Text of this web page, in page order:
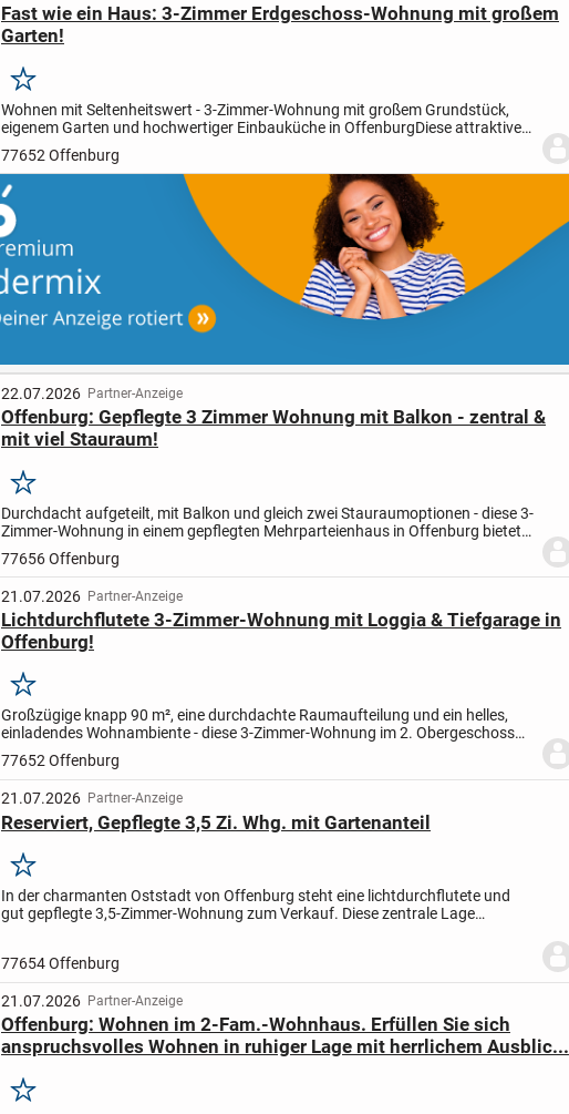
Fast wie ein Haus: 3-Zimmer Erdgeschoss-Wohnung mit großem
Garten!
Merken
Wohnen mit Seltenheitswert - 3-Zimmer-Wohnung mit großem Grundstück,
eigenem Garten und hochwertiger Einbauküche in OffenburgDiese attraktive
3-Zimmer-Wohnung vereint großzügiges Wohnen mit einem...
77652 Offenburg
22.07.2026 Partner-Anzeige
Offenburg: Gepflegte 3 Zimmer Wohnung mit Balkon - zentral &
mit viel Stauraum!
Merken
Durchdacht aufgeteilt, mit Balkon und gleich zwei Stauraumoptionen - diese 3-
Zimmer-Wohnung in einem gepflegten Mehrparteienhaus in Offenburg bietet
Paaren oder kleinen Familien ein komfortables...
77656 Offenburg
21.07.2026 Partner-Anzeige
Lichtdurchflutete 3-Zimmer-Wohnung mit Loggia & Tiefgarage in
Offenburg!
Merken
Großzügige knapp 90 m², eine durchdachte Raumaufteilung und ein helles,
einladendes Wohnambiente - diese 3-Zimmer-Wohnung im 2. Obergeschoss
eines gepflegten Mehrparteienhauses in Offenburg bietet...
77652 Offenburg
21.07.2026 Partner-Anzeige
Reserviert, Gepflegte 3,5 Zi. Whg. mit Gartenanteil
Merken
In der charmanten Oststadt von Offenburg steht eine lichtdurchflutete und
gut gepflegte 3,5-Zimmer-Wohnung zum Verkauf. Diese zentrale Lage
77654 Offenburg
21.07.2026 Partner-Anzeige
Offenburg: Wohnen im 2-Fam.-Wohnhaus. Erfüllen Sie sich
anspruchsvolles Wohnen in ruhiger Lage mit herrlichem Ausblic...
Merken